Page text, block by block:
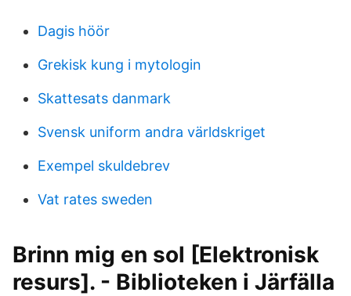
Dagis höör
Grekisk kung i mytologin
Skattesats danmark
Svensk uniform andra världskriget
Exempel skuldebrev
Vat rates sweden
Brinn mig en sol [Elektronisk
resurs]. - Biblioteken i Järfälla